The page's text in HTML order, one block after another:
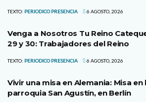
TEXTO: PERIODICO PRESENCIA 6 AGOSTO, 2026
Venga a Nosotros Tu Reino
29 y 30: Trabajadores del Reino
TEXTO: PERIODICO PRESENCIA 6 AGOSTO, 2026
Vivir una misa en Alemania: Misa en
parroquia San Agustín, en Berlín